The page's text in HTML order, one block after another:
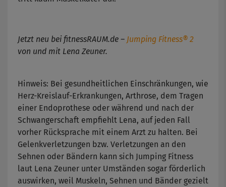
Jetzt neu bei fitnessRAUM.de – Jumping Fitness® 2
von und mit Lena Zeuner.
Hinweis: Bei gesundheitlichen Einschränkungen, wie
Herz-Kreislauf-Erkrankungen, Arthrose, dem Tragen
einer Endoprothese oder während und nach der
Schwangerschaft empfiehlt Lena, auf jeden Fall
vorher Rücksprache mit einem Arzt zu halten. Bei
Gelenkverletzungen bzw. Verletzungen an den
Sehnen oder Bändern kann sich Jumping Fitness
laut Lena Zeuner unter Umständen sogar förderlich
auswirken, weil Muskeln, Sehnen und Bänder gezielt